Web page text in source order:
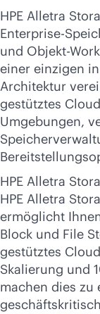
HPE Alletra
Enterprise-
und Objekt-
einer einzigen
Architektur
gestütztes
Umgebungen,
HPE Alletra
HPE Alletra
ermöglicht
Block und File
gestütztes
Skalierung und
machen dies zu